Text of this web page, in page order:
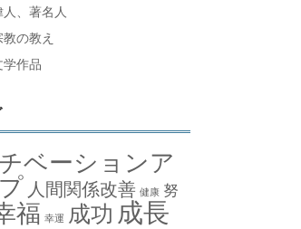
人、著名人
教の教え
学作品
ベーションア
人間関係改善 健康 努
福 幸運 成功 成長